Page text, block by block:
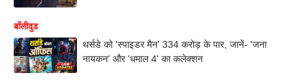
बॉलीवुड
थर्सडे को 'स्पाइडर मैन' 334 करोड़ के पार, जानें- 'जना
नायकन' और 'धमाल 4' का कलेक्शन